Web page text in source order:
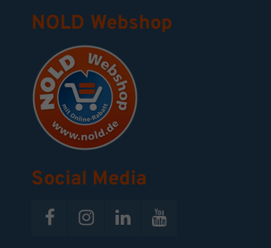
NOLD Webshop
Social Media